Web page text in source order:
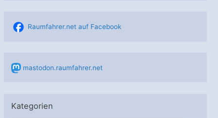
Raumfahrer.net auf Facebook
mastodon.raumfahrer.net
Kategorien